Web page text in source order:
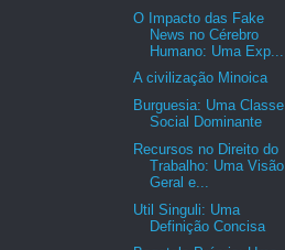
O Impacto das Fake
News no Cérebro
Humano: Uma Exp...
A civilização Minoica
Burguesia: Uma Classe
Social Dominante
Recursos no Direito do
Trabalho: Uma Visão
Geral e...
Util Singuli: Uma
Definição Concisa